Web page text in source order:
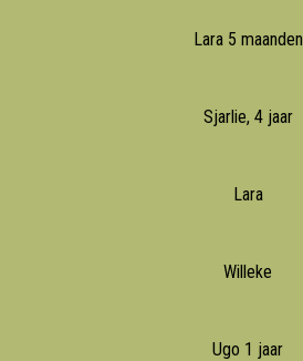
Lara 5 maanden
Sjarlie, 4 jaar
Lara
Willeke
Ugo 1 jaar